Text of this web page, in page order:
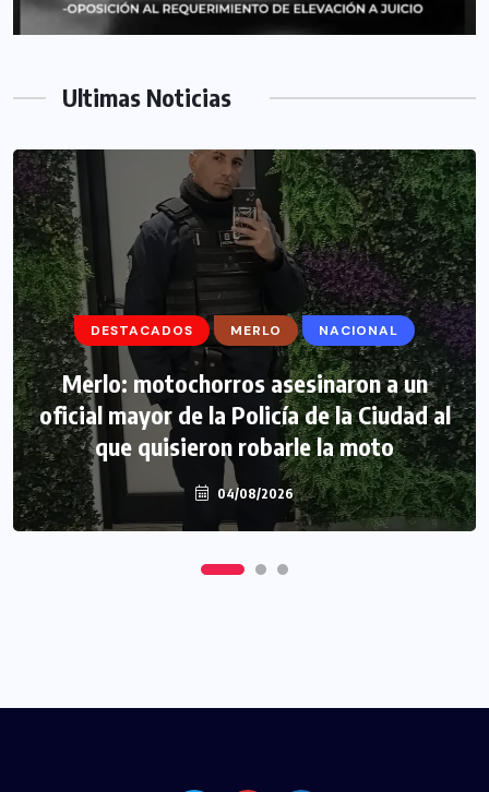
Ultimas Noticias
DESTACADOS MERLO NACIONAL
Merlo: motochorros asesinaron a un
oficial mayor de la Policía de la Ciudad al
que quisieron robarle la moto
04/08/2026
DESTACADOS MERLO MORÓN
Morón: se negó a declarar la funcionaria
narco y seguirá detenida camino a
prisión preventiva
04/08/2026